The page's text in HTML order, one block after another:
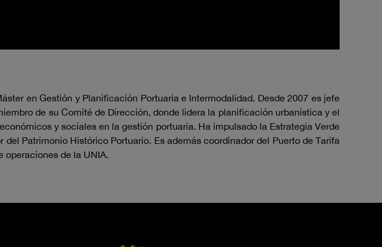
en Gestión y Planificación Portuaria e Intermodalidad. Desde 2007 es jefe
de su Comité de Dirección, donde lidera la planificación urbanística y el
y sociales en la gestión portuaria. Ha impulsado la Estrategia Verde
Patrimonio Histórico Portuario. Es además coordinador del Puerto de Tarifa
operaciones de la UNIA.